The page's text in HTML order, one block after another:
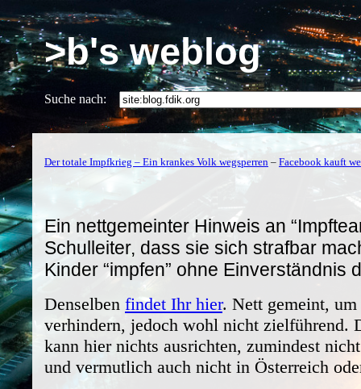
>b's weblog
Suche nach:
Der totale Impfkrieg – Ein krankes Volk wegsperren – Facebook kauft
Ein nettgemeinter Hinweis an
Schulleiter, dass sie sich strafbar
Kinder “impfen” ohne Einverständnis
Denselben findet Ihr hier. Nett gemeint, um
verhindern, jedoch wohl nicht zielführend.
kann hier nichts ausrichten, zumindest
und vermutlich auch nicht in Österreich